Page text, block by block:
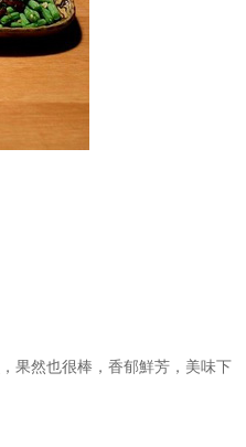
，果然也很棒，香郁鮮芳，美味下